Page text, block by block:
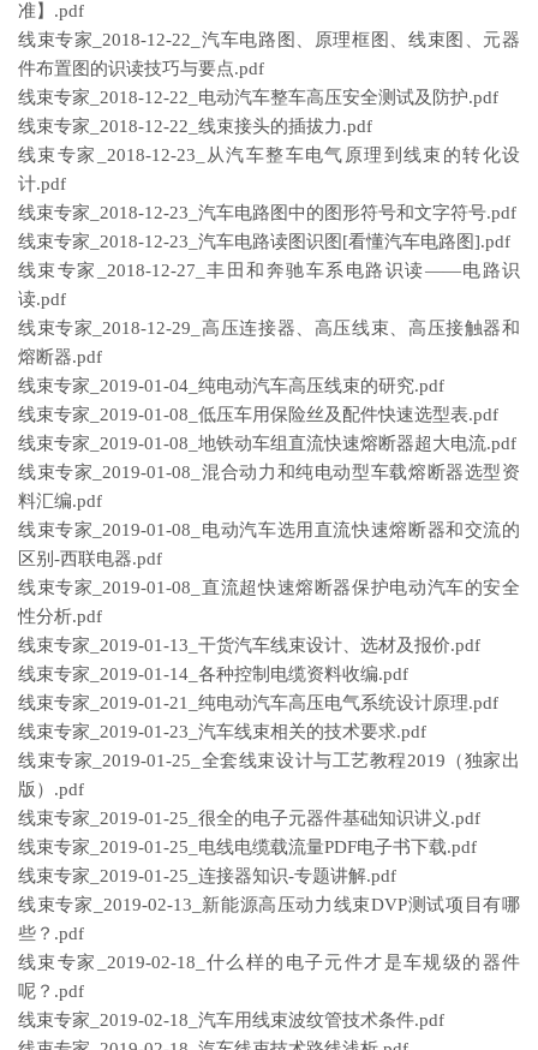
准】.pdf
线束专家_2018-12-22_汽车电路图、原理框图、线束图、元器
件布置图的识读技巧与要点.pdf
线束专家_2018-12-22_电动汽车整车高压安全测试及防护.pdf
线束专家_2018-12-22_线束接头的插拔力.pdf
线束专家_2018-12-23_从汽车整车电气原理到线束的转化设
计.pdf
线束专家_2018-12-23_汽车电路图中的图形符号和文字符号.pdf
线束专家_2018-12-23_汽车电路读图识图[看懂汽车电路图].pdf
线束专家_2018-12-27_丰田和奔驰车系电路识读——电路识
读.pdf
线束专家_2018-12-29_高压连接器、高压线束、高压接触器和
熔断器.pdf
线束专家_2019-01-04_纯电动汽车高压线束的研究.pdf
线束专家_2019-01-08_低压车用保险丝及配件快速选型表.pdf
线束专家_2019-01-08_地铁动车组直流快速熔断器超大电流.pdf
线束专家_2019-01-08_混合动力和纯电动型车载熔断器选型资
料汇编.pdf
线束专家_2019-01-08_电动汽车选用直流快速熔断器和交流的
区别-西联电器.pdf
线束专家_2019-01-08_直流超快速熔断器保护电动汽车的安全
性分析.pdf
线束专家_2019-01-13_干货汽车线束设计、选材及报价.pdf
线束专家_2019-01-14_各种控制电缆资料收编.pdf
线束专家_2019-01-21_纯电动汽车高压电气系统设计原理.pdf
线束专家_2019-01-23_汽车线束相关的技术要求.pdf
线束专家_2019-01-25_全套线束设计与工艺教程2019（独家出
版）.pdf
线束专家_2019-01-25_很全的电子元器件基础知识讲义.pdf
线束专家_2019-01-25_电线电缆载流量PDF电子书下载.pdf
线束专家_2019-01-25_连接器知识-专题讲解.pdf
线束专家_2019-02-13_新能源高压动力线束DVP测试项目有哪
些？.pdf
线束专家_2019-02-18_什么样的电子元件才是车规级的器件
呢？.pdf
线束专家_2019-02-18_汽车用线束波纹管技术条件.pdf